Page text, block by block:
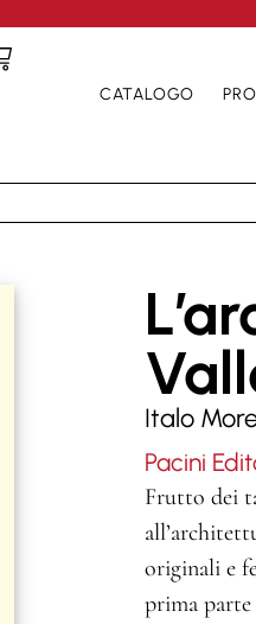
CATALOGO
Italo
Pacini
Frutto dei
originali e
prima